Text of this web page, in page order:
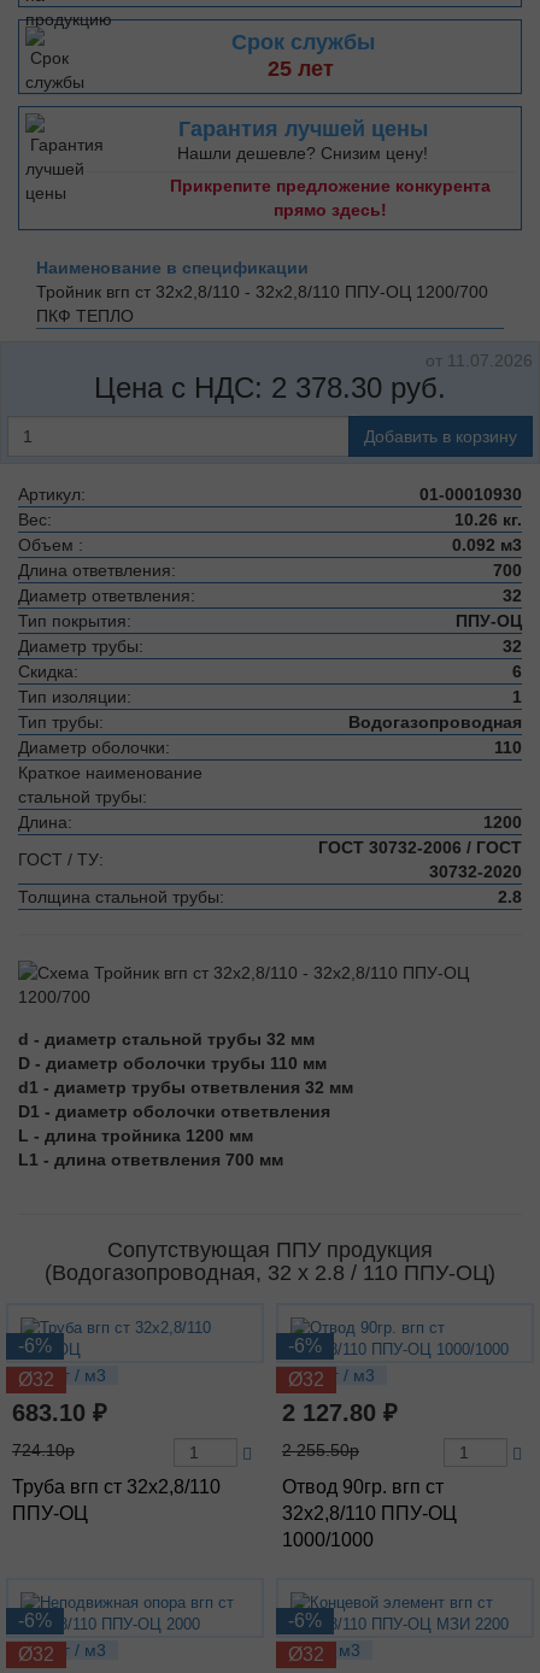
Срок службы
25 лет
Гарантия лучшей цены
Нашли дешевле? Снизим цену!
Прикрепите предложение конкурента
прямо здесь!
Наименование в спецификации
Тройник вгп ст 32х2,8/110 - 32х2,8/110 ППУ-ОЦ 1200/700
ПКФ ТЕПЛО
от 11.07.2026
Цена с НДС: 2 378.30 руб.
Добавить в корзину
Артикул:
01-00010930
Вес:
10.26 кг.
Объем :
0.092 м3
Длина ответвления:
700
Диаметр ответвления:
32
Тип покрытия:
ППУ-ОЦ
Диаметр трубы:
32
Скидка:
6
Тип изоляции:
1
Тип трубы:
Водогазопроводная
Диаметр оболочки:
110
Краткое наименование
стальной трубы:
Длина:
1200
ГОСТ / ТУ:
ГОСТ 30732-2006 / ГОСТ
30732-2020
Толщина стальной трубы:
2.8
d - диаметр стальной трубы 32 мм
D - диаметр оболочки трубы 110 мм
d1 - диаметр трубы ответвления 32 мм
D1 - диаметр оболочки ответвления
L - длина тройника 1200 мм
L1 - длина ответвления 700 мм
Сопутствующая ППУ продукция
(Водогазопроводная, 32 х 2.8 / 110 ППУ-ОЦ)
-6%
Ø32
5.82 кг / м3
683.10 ₽
724.10р
Труба вгп ст 32х2,8/110
ППУ-ОЦ
-6%
Ø32
11.6 кг / м3
2 127.80 ₽
2 255.50р
Отвод 90гр. вгп ст
32х2,8/110 ППУ-ОЦ
1000/1000
-6%
Ø32
12.7 кг / м3
-6%
Ø32
11 кг / м3